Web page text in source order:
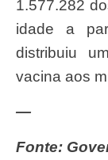
1.577.282
idade a
distribuiu
vacina aos
—
Fonte: